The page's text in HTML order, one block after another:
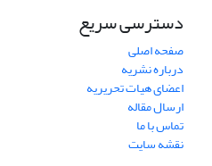
دسترسی سریع
صفحه اصلی
درباره نشریه
اعضای هیات تحریریه
ارسال مقاله
تماس با ما
نقشه سایت